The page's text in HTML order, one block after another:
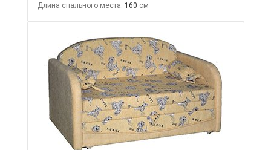
Длина спального места: 160